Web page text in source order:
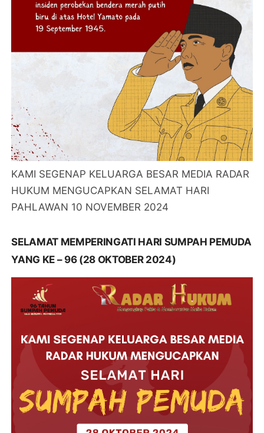
KAMI SEGENAP KELUARGA BESAR MEDIA RADAR
HUKUM MENGUCAPKAN SELAMAT HARI
PAHLAWAN 10 NOVEMBER 2024
SELAMAT MEMPERINGATI HARI SUMPAH PEMUDA
YANG KE – 96 (28 OKTOBER 2024)